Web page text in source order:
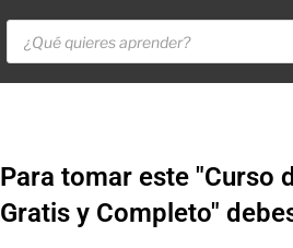
Para tomar este "Curso
Gratis y Completo"